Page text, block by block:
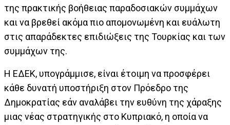
της πρακτικής βοήθειας παραδοσιακών συμμάχων
και να βρεθεί ακόμα πιο απομονωμένη και ευάλωτη
στις απαράδεκτες επιδιώξεις της Τουρκίας και των
συμμάχων της.
Η ΕΔΕΚ, υπογράμμισε, είναι έτοιμη να προσφέρει
κάθε δυνατή υποστήριξη στον Πρόεδρο της
Δημοκρατίας εάν αναλάβει την ευθύνη της χάραξης
μιας νέας στρατηγικής στο Κυπριακό, η οποία να